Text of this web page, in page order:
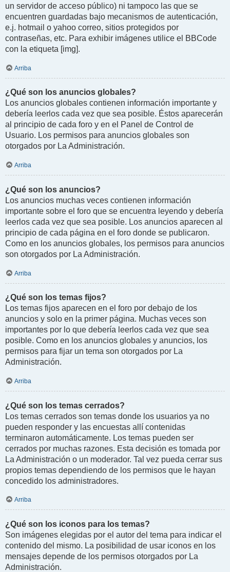
un servidor de acceso público) ni tampoco las que se
encuentren guardadas bajo mecanismos de autenticación,
e.j. hotmail o yahoo correo, sitios protegidos por
contraseñas, etc. Para exhibir imágenes utilice el BBCode
con la etiqueta [img].
Arriba
¿Qué son los anuncios globales?
Los anuncios globales contienen información importante y
debería leerlos cada vez que sea posible. Éstos aparecerán
al principio de cada foro y en el Panel de Control de
Usuario. Los permisos para anuncios globales son
otorgados por La Administración.
Arriba
¿Qué son los anuncios?
Los anuncios muchas veces contienen información
importante sobre el foro que se encuentra leyendo y debería
leerlos cada vez que sea posible. Los anuncios aparecen al
principio de cada página en el foro donde se publicaron.
Como en los anuncios globales, los permisos para anuncios
son otorgados por La Administración.
Arriba
¿Qué son los temas fijos?
Los temas fijos aparecen en el foro por debajo de los
anuncios y solo en la primer página. Muchas veces son
importantes por lo que debería leerlos cada vez que sea
posible. Como en los anuncios globales y anuncios, los
permisos para fijar un tema son otorgados por La
Administración.
Arriba
¿Qué son los temas cerrados?
Los temas cerrados son temas donde los usuarios ya no
pueden responder y las encuestas allí contenidas
terminaron automáticamente. Los temas pueden ser
cerrados por muchas razones. Esta decisión es tomada por
La Administración o un moderador. Tal vez pueda cerrar sus
propios temas dependiendo de los permisos que le hayan
concedido los administradores.
Arriba
¿Qué son los iconos para los temas?
Son imágenes elegidas por el autor del tema para indicar el
contenido del mismo. La posibilidad de usar iconos en los
mensajes depende de los permisos otorgados por La
Administración.